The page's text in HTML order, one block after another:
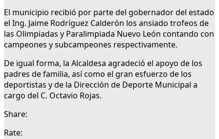
El municipio recibió por parte del gobernador del estado
el Ing. Jaime Rodríguez Calderón los ansiado trofeos de
las Olimpiadas y Paralimpiada Nuevo León contando con
campeones y subcampeones respectivamente.
De igual forma, la Alcaldesa agradeció el apoyo de los
padres de familia, así como el gran esfuerzo de los
deportistas y de la Dirección de Deporte Municipal a
cargo del C. Octavio Rojas.
Share:
Rate: